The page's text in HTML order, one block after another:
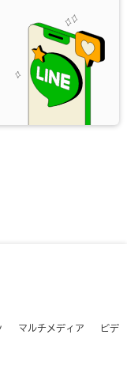
マルチメディア ビデ